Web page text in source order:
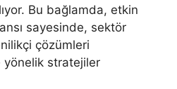
Bu bağlamda, etkin
sayesinde, sektör
çözümleri
yönelik stratejiler